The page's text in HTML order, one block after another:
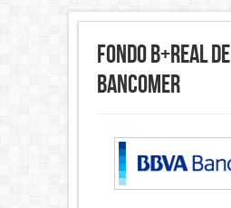
Fondo B+REAL de
Bancomer